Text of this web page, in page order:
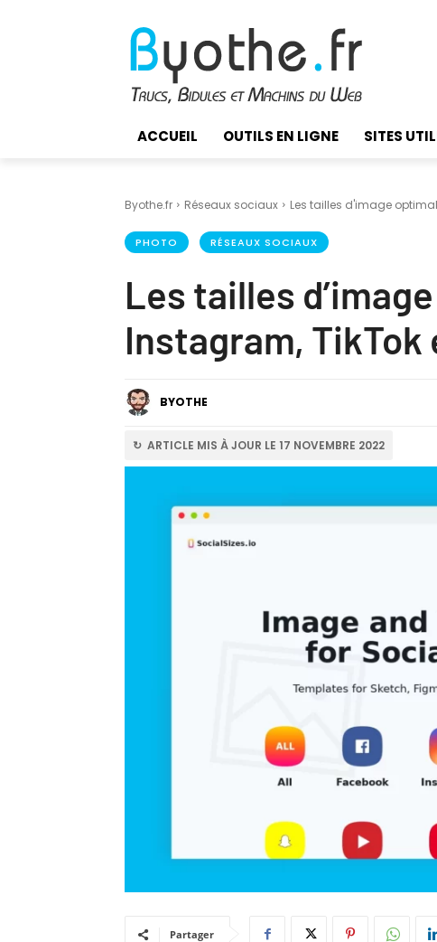
ACCUEIL OUTILS EN LIGNE SITES
Byothe.fr Réseaux sociaux Les tailles d'image
PHOTO RÉSEAUX SOCIAUX
Les tailles
Instagram, TikTok
BYOTHE
↻ ARTICLE MIS À JOUR LE 17 NOVEMBRE 2022
Partager